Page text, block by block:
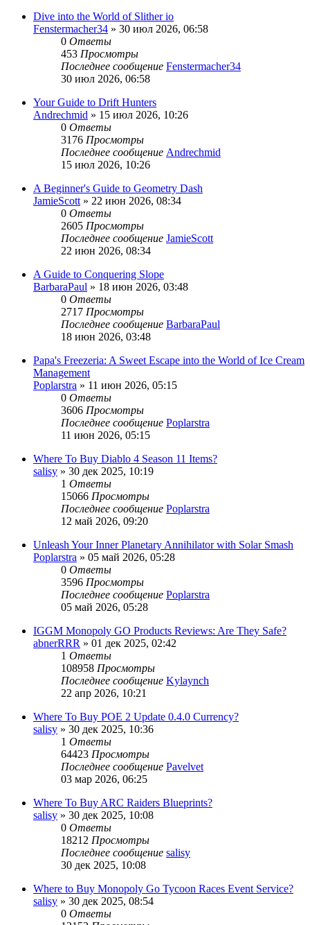
Dive into the World of Slither io
Fenstermacher34 » 30 июл 2026, 06:58
0 Ответы
453 Просмотры
Последнее сообщение Fenstermacher34
30 июл 2026, 06:58
Your Guide to Drift Hunters
Andrechmid » 15 июл 2026, 10:26
0 Ответы
3176 Просмотры
Последнее сообщение Andrechmid
15 июл 2026, 10:26
A Beginner's Guide to Geometry Dash
JamieScott » 22 июн 2026, 08:34
0 Ответы
2605 Просмотры
Последнее сообщение JamieScott
22 июн 2026, 08:34
A Guide to Conquering Slope
BarbaraPaul » 18 июн 2026, 03:48
0 Ответы
2717 Просмотры
Последнее сообщение BarbaraPaul
18 июн 2026, 03:48
Papa's Freezeria: A Sweet Escape into the World of Ice Cream
Management
Poplarstra » 11 июн 2026, 05:15
0 Ответы
3606 Просмотры
Последнее сообщение Poplarstra
11 июн 2026, 05:15
Where To Buy Diablo 4 Season 11 Items?
salisy » 30 дек 2025, 10:19
1 Ответы
15066 Просмотры
Последнее сообщение Poplarstra
12 май 2026, 09:20
Unleash Your Inner Planetary Annihilator with Solar Smash
Poplarstra » 05 май 2026, 05:28
0 Ответы
3596 Просмотры
Последнее сообщение Poplarstra
05 май 2026, 05:28
IGGM Monopoly GO Products Reviews: Are They Safe?
abnerRRR » 01 дек 2025, 02:42
1 Ответы
108958 Просмотры
Последнее сообщение Kylaynch
22 апр 2026, 10:21
Where To Buy POE 2 Update 0.4.0 Currency?
salisy » 30 дек 2025, 10:36
1 Ответы
64423 Просмотры
Последнее сообщение Pavelvet
03 мар 2026, 06:25
Where To Buy ARC Raiders Blueprints?
salisy » 30 дек 2025, 10:08
0 Ответы
18212 Просмотры
Последнее сообщение salisy
30 дек 2025, 10:08
Where to Buy Monopoly Go Tycoon Races Event Service?
salisy » 30 дек 2025, 08:54
0 Ответы